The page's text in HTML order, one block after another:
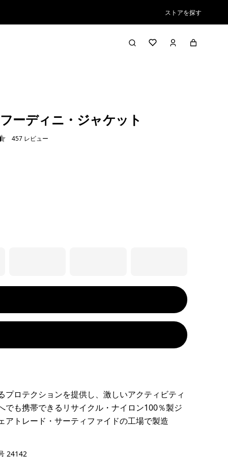
ストアを探す
ーディニ・ジャケット
/ 5457 レビュー
プロテクションを提供し、激しいアクティビティ
でも携帯できるリサイクル・ナイロン100％製ジ
アトレード・サーティファイドの工場で製造
24142